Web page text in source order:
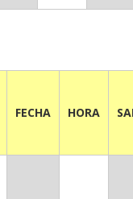
FECHA HORA